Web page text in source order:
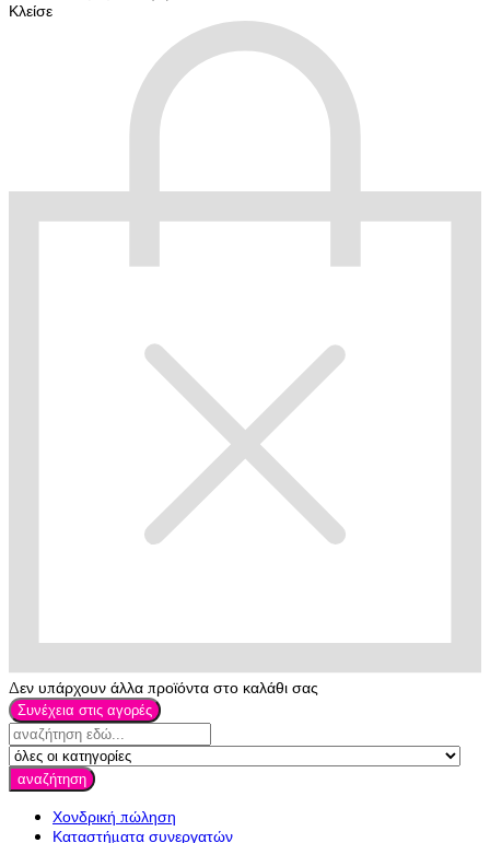
Κλείσε
Δεν υπάρχουν άλλα προϊόντα στο καλάθι σας
Συνέχεια στις αγορές
αναζήτηση
Χονδρική πώληση
Καταστήματα συνεργατών